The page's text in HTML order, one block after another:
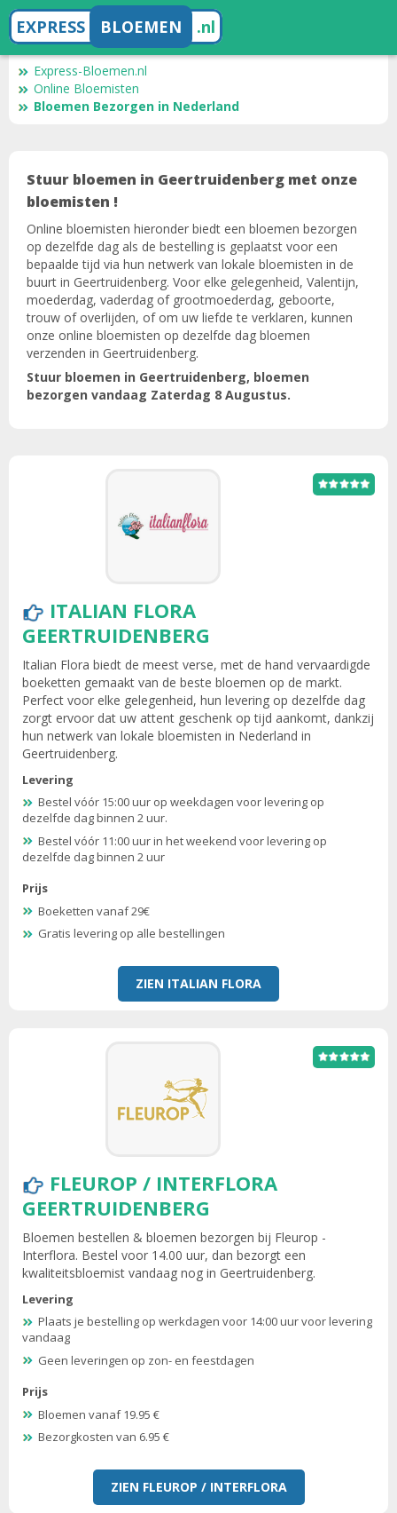
EXPRESS BLOEMEN .nl
Express-Bloemen.nl
Online Bloemisten
Bloemen Bezorgen in Nederland
Stuur bloemen in Geertruidenberg met onze
bloemisten !
Online bloemisten hieronder biedt een bloemen bezorgen
op dezelfde dag als de bestelling is geplaatst voor een
bepaalde tijd via hun netwerk van lokale bloemisten in de
buurt in Geertruidenberg. Voor elke gelegenheid, Valentijn,
moederdag, vaderdag of grootmoederdag, geboorte,
trouw of overlijden, of om uw liefde te verklaren, kunnen
onze online bloemisten op dezelfde dag bloemen
verzenden in Geertruidenberg.
Stuur bloemen in Geertruidenberg, bloemen
bezorgen vandaag Zaterdag 8 Augustus.
ITALIAN FLORA
GEERTRUIDENBERG
Italian Flora biedt de meest verse, met de hand vervaardigde
boeketten gemaakt van de beste bloemen op de markt.
Perfect voor elke gelegenheid, hun levering op dezelfde dag
zorgt ervoor dat uw attent geschenk op tijd aankomt, dankzij
hun netwerk van lokale bloemisten in Nederland in
Geertruidenberg.
Levering
Bestel vóór 15:00 uur op weekdagen voor levering op
dezelfde dag binnen 2 uur.
Bestel vóór 11:00 uur in het weekend voor levering op
dezelfde dag binnen 2 uur
Prijs
Boeketten vanaf 29€
Gratis levering op alle bestellingen
ZIEN ITALIAN FLORA
FLEUROP / INTERFLORA
GEERTRUIDENBERG
Bloemen bestellen & bloemen bezorgen bij Fleurop -
Interflora. Bestel voor 14.00 uur, dan bezorgt een
kwaliteitsbloemist vandaag nog in Geertruidenberg.
Levering
Plaats je bestelling op werkdagen voor 14:00 uur voor levering
vandaag
Geen leveringen op zon- en feestdagen
Prijs
Bloemen vanaf 19.95 €
Bezorgkosten van 6.95 €
ZIEN FLEUROP / INTERFLORA